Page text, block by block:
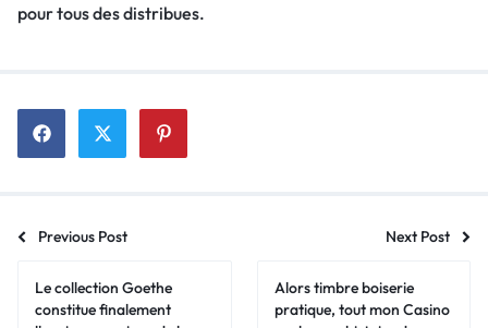
pour tous des distribues.
Previous Post Next Post
Le collection Goethe
constitue finalement
Alors timbre boiserie
pratique, tout mon Casino